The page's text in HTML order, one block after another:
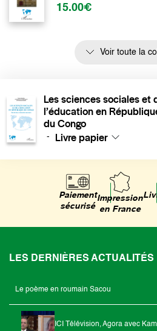
15.00€
Voir toute la
Les sciences sociales et
l’éducation en
du Congo
- Livre papier
Paiement
sécurisé
Impression
en France
LES DERNIÈRES ACTUALITÉS
Le poème en roumain Sacou
ICI Télévision, Agora avec